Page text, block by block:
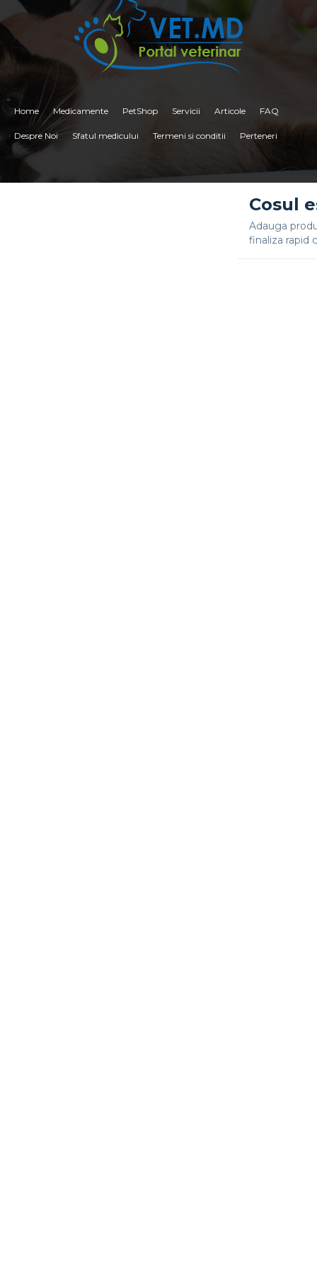
Home Medicamente PetShop Servicii Articole FAQ
Despre Noi Sfatul medicului Termeni si conditii Perteneri
Cosul
Adauga
finaliza rapid